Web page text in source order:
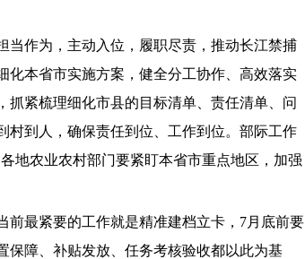
当作为，主动入位，履职尽责，推动长江禁捕
化本省市实施方案，健全分工协作、高效落实
紧梳理细化市县的目标清单、责任清单、问
村到人，确保责任到位、工作到位。部际工作
地农业农村部门要紧盯本省市重点地区，加强
最紧要的工作就是精准建档立卡， 7月底前要
保障、补贴发放、任务考核验收都以此为基